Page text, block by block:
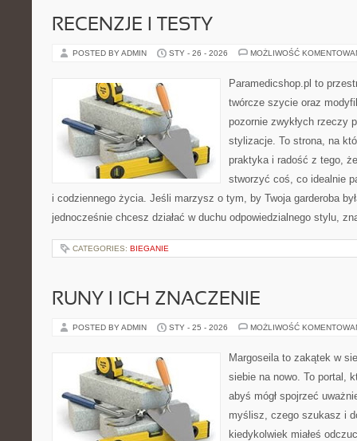
RECENZJE I TESTY
POSTED BY ADMIN STY - 26 - 2026 MOŻLIWOŚĆ
Paramedicshop.pl to
twórcze szycie oraz
pozornie zwykłych rzeczy
stylizacje. To strona, na
praktyka i radość z tego,
stworzyć coś, co idealnie
i codziennego życia. Jeśli marzysz o tym, by Twoja garderoba
jednocześnie chcesz działać w duchu odpowiedzialnego stylu,
CATEGORIES: BIEGANIE
RUNY I ICH ZNACZENIE
POSTED BY ADMIN STY - 25 - 2026 MOŻLIWOŚĆ
Margoseila to zakątek w
siebie na nowo. To portal,
abyś mógł spojrzeć
myślisz, czego szukasz i
kiedykolwiek miałeś